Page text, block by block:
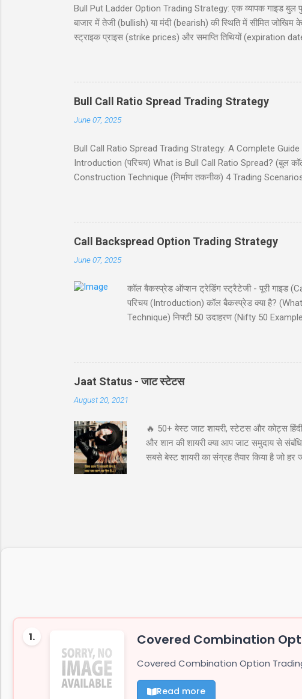
Bull Put Ladder Option Trading Strategy: एक व्यापक गाइड बुल
बाजार में तेजी (bullish) या मंदी (bearish) की स्थिति में सीमित
स्ट्राइक प्राइस (strike prices) और समाप्ति तिथियों (expiration
उपयोगी होगी, जो निफ्टी 50 इंडेक्स पर ट्रेडिंग में रुचि रखते हैं।
(Table of Contents) 1. परिचय (Introduction) 2. बुल पुट लैडर
Bull Call Ratio Spread Trading Strategy
June 07, 2025
Bull Call Ratio Spread Trading Strategy: A Complete Guide
Introduction (परिचय) What is Bull Call Ratio Spread? (बुल
Construction Technique (निर्माण तकनीक) 4 Trading
(निष्कर्ष) Disclaimer (अस्वीकरण) Introduction (परिचय) बुल कॉल
व्यू (view) वाले ट्रेडर्स के लिए आदर्श है। यह रणनीति दो कॉल ऑप्शन
Call Backspread Option Trading Strategy
June 07, 2025
कॉल बैकस्प्रेड ऑप्शन ट्रेडिंग स्ट्रैटेजी - पूरी गाइड
परिचय (Introduction) कॉल बैकस्प्रेड क्या है?
Technique) निफ्टी 50 उदाहरण (Nifty 50
परिचय (Introduction) कॉल बैकस्प्रेड (Call
विशेष रूप से जब आपको बाजार में बड़ी उछाल (big
संभावना प्रद...
Jaat Status - जाट स्टेटस
August 20, 2021
🔥 50+ बेस्ट जाट शायरी, स्टेटस और कोट्स
और शान की शायरी क्या आप जाट समुदाय से
सबसे बेस्ट शायरी का संग्रह तैयार किया है जो
के लिये तुफान है जाट, तभी तो दुनिया कहती
1. Covered Combination
Covered Combination Option
Read more